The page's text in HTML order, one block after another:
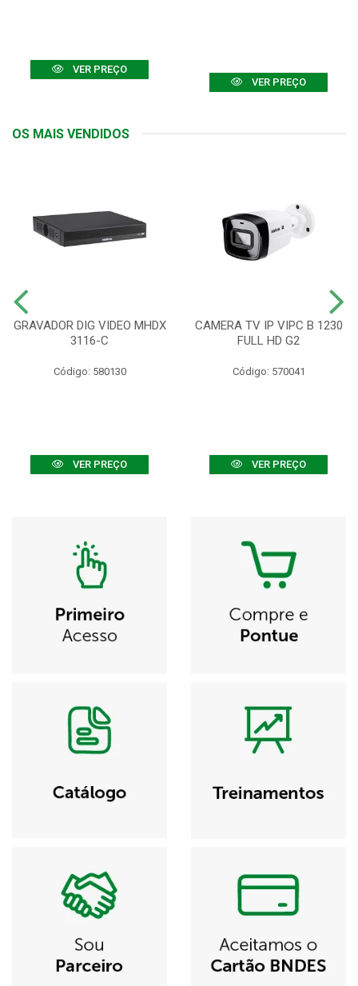
VER PREÇO
VER PREÇO
OS MAIS VENDIDOS
GRAVADOR DIG VIDEO MHDX
3116-C
Código: 580130
VER PREÇO
CAMERA TV IP VIPC B 1230
FULL HD G2
Código: 570041
VER PREÇO